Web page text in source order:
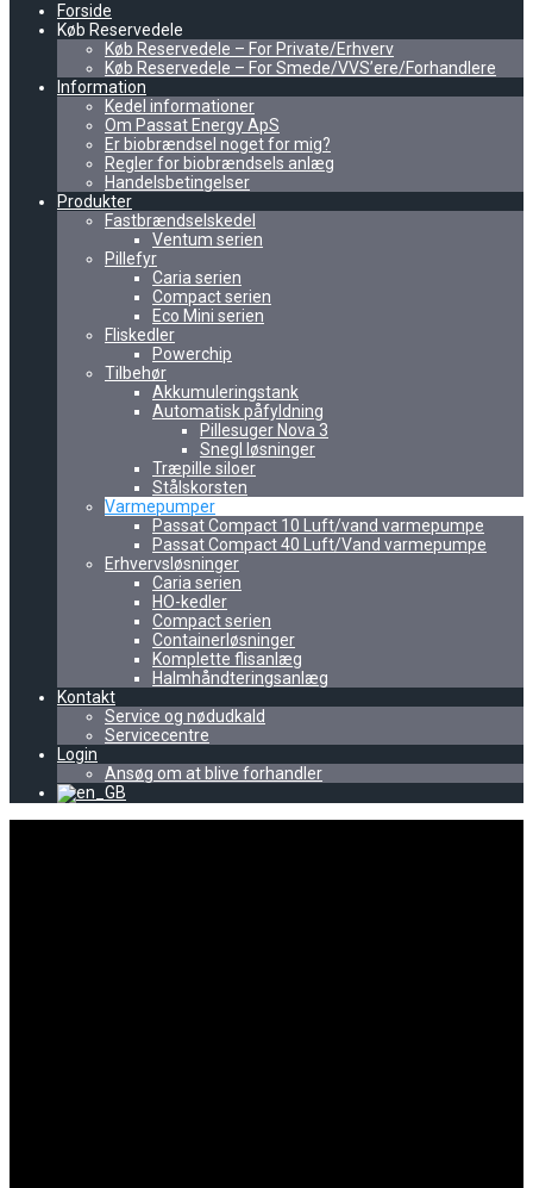
Forside
Køb Reservedele
Køb Reservedele – For Private/Erhverv
Køb Reservedele – For Smede/VVS’ere/Forhandlere
Information
Kedel informationer
Om Passat Energy ApS
Er biobrændsel noget for mig?
Regler for biobrændsels anlæg
Handelsbetingelser
Produkter
Fastbrændselskedel
Ventum serien
Pillefyr
Caria serien
Compact serien
Eco Mini serien
Fliskedler
Powerchip
Tilbehør
Akkumuleringstank
Automatisk påfyldning
Pillesuger Nova 3
Snegl løsninger
Træpille siloer
Stålskorsten
Varmepumper
Passat Compact 10 Luft/vand varmepumpe
Passat Compact 40 Luft/Vand varmepumpe
Erhvervsløsninger
Caria serien
HO-kedler
Compact serien
Containerløsninger
Komplette flisanlæg
Halmhåndteringsanlæg
Kontakt
Service og nødudkald
Servicecentre
Login
Ansøg om at blive forhandler